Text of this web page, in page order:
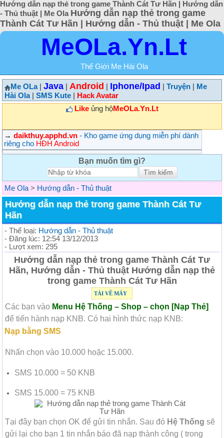
Hướng dẫn nạp thẻ trong game Thành Cát Tư Hãn | Hướng dẫn
- Thủ thuật | Me Ola Hướng dẫn nạp thẻ trong game
Thành Cát Tư Hãn | Hướng dẫn - Thủ thuật | Me Ola
MeOLa.Yn.Lt
Thế Giới Me Hài Ola
Me OLa| Java Android Iphone/Ipad Truyện
Me
Hài Ola| SMS Kute
Hack Avatar
Likeủng hộMeOLa.Yn.Lt
→ daikthuy.apphd.vn - Kho game ứng dụng miễn phí dành
riêng cho HĐH Android
Bạn muốn tìm gì?
Me Ola > Hướng dẫn - Thủ thuật
Hướng dẫn nạp thẻ trong game Thành Cát Tư
Hãn
- Thể loại: Hướng dẫn - Thủ thuật
- Đăng lúc: 12:54 13/12/2013
- Lượt xem: 295
Hướng dẫn nạp thẻ trong game Thành Cát Tư
Hãn, Hướng dẫn - Thủ thuật Hướng dẫn nạp thẻ
trong game Thành Cát Tư Hãn
TẢI VỀ MÁY
Các bạn vào Menu Hệ Thống – Shop – chọn [Nạp Thẻ]
để tiến hành nạp KNB. Có hai hình thức nạp KNB:
Nạp bằng SMS
Nhấn chọn vào 10.000 hoặc 15.000.
SMS 10.000 = 50 KNB
SMS 15.000 = 75 KNB
Tại đây bạn chọn OK để gửi tin nhắn. Sau đó Hệ Thống sẽ
gửi lại cho bạn 1 tin nhắn báo đã nạp thành công ( trong